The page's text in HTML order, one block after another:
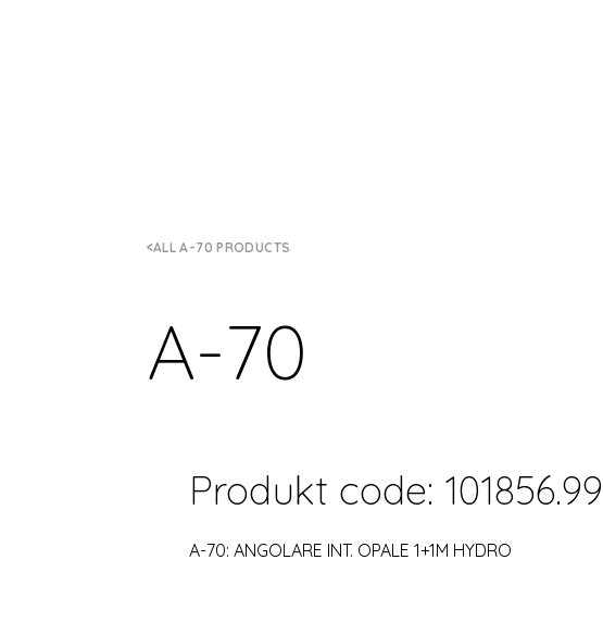
ALL A-70 PRODUCTS
A-70
Produkt code: 101856.99
A-70: ANGOLARE INT. OPALE 1+1M HYDRO